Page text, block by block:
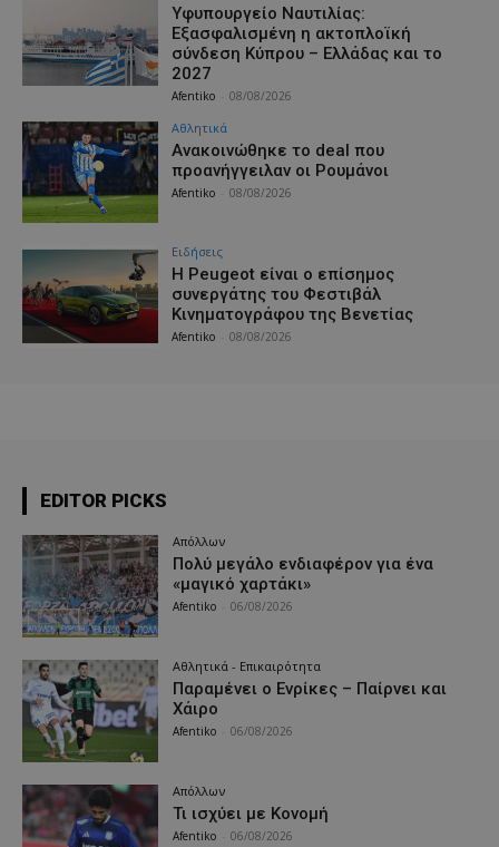
Υφυπουργείο Ναυτιλίας:
Εξασφαλισμένη η ακτοπλοϊκή
σύνδεση Κύπρου – Ελλάδας και το
2027
Afentiko 08/08/2026
Αθλητικά
Aνακοινώθηκε το deal που
προανήγγειλαν οι Ρουμάνοι
Afentiko 08/08/2026
Ειδήσεις
Η Peugeot είναι ο επίσημος
συνεργάτης του Φεστιβάλ
Κινηματογράφου της Βενετίας
Afentiko 08/08/2026
EDITOR PICKS
Απόλλων
Πολύ μεγάλο ενδιαφέρον για ένα
«μαγικό χαρτάκι»
Afentiko 06/08/2026
Αθλητικά - Επικαιρότητα
Παραμένει ο Ενρίκες – Παίρνει και
Χάιρο
Afentiko 06/08/2026
Απόλλων
Τι ισχύει με Κονομή
Afentiko 06/08/2026